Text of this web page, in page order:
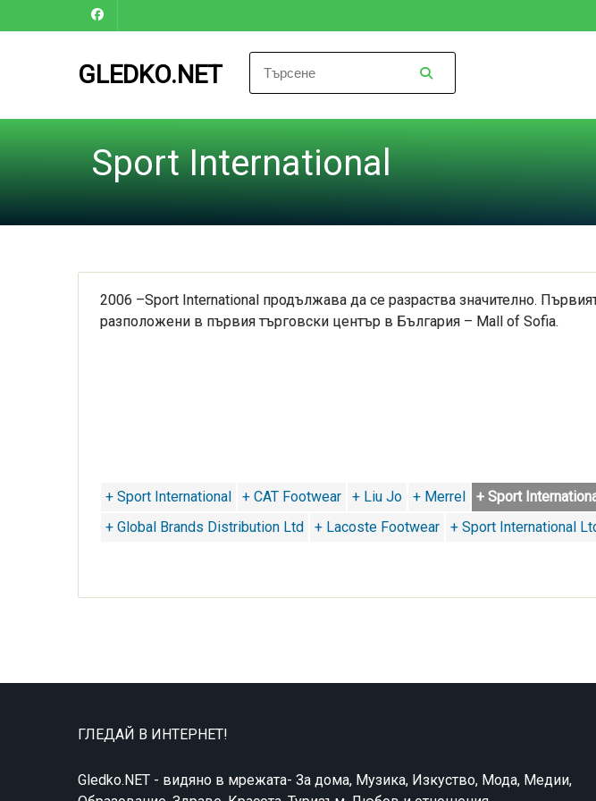
GLEDKO.NET
Sport International
2006 –Sport International продължава да се разраства значително.
разположени в първия търговски център в България – Mall of Sofia.
+ Sport International + CAT Footwear + Liu Jo + Merrel + Sport
+ Global Brands Distribution Ltd
+ Lacoste Footwear + Sport International
ГЛЕДАЙ В ИНТЕРНЕТ!
Gledko.NET - видяно в мрежата- За дома, Музика, Изкуство, Мода, Медии,